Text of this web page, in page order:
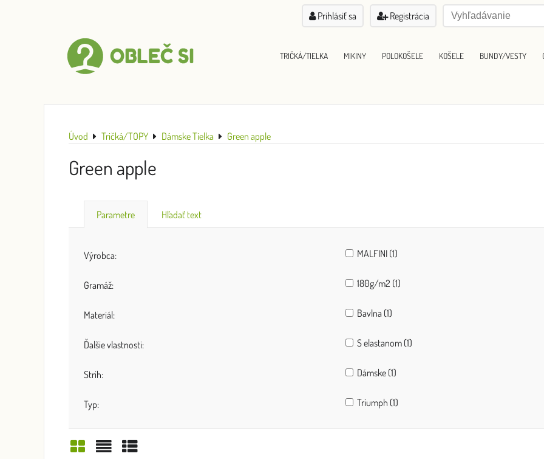
Prihlásiť sa Registrácia
TRIČKÁ/TIELKA MIKINY POLOKOŠELE KOŠELE BUNDY/VESTY
Úvod Tričká/TOPY Dámske Tielka Green apple
Green apple
Parametre Hľadať text
Výrobca: MALFINI (1)
Gramáž: 180g/m2 (1)
Materiál: Bavlna (1)
Ďalšie vlastnosti: S elastanom (1)
Strih: Dámske (1)
Typ: Triumph (1)